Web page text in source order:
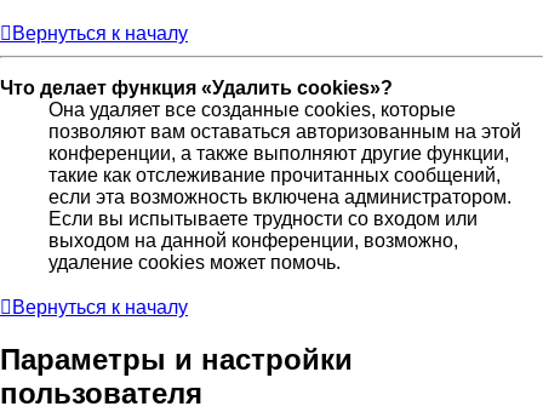
Вернуться к началу
Что делает функция «Удалить cookies»?
Она удаляет все созданные cookies, которые
позволяют вам оставаться авторизованным на этой
конференции, а также выполняют другие функции,
такие как отслеживание прочитанных сообщений,
если эта возможность включена администратором.
Если вы испытываете трудности со входом или
выходом на данной конференции, возможно,
удаление cookies может помочь.
Вернуться к началу
Параметры и настройки
пользователя